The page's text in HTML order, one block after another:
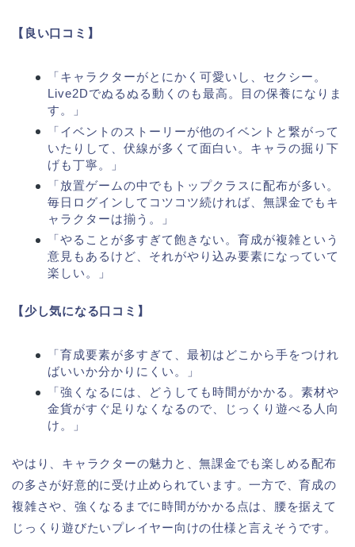
【良い口コミ】
「キャラクターがとにかく可愛いし、セクシー。
Live2Dでぬるぬる動くのも最高。目の保養になりま
す。」
「イベントのストーリーが他のイベントと繋がって
いたりして、伏線が多くて面白い。キャラの掘り下
げも丁寧。」
「放置ゲームの中でもトップクラスに配布が多い。
毎日ログインしてコツコツ続ければ、無課金でもキ
ャラクターは揃う。」
「やることが多すぎて飽きない。育成が複雑という
意見もあるけど、それがやり込み要素になっていて
楽しい。」
【少し気になる口コミ】
「育成要素が多すぎて、最初はどこから手をつけれ
ばいいか分かりにくい。」
「強くなるには、どうしても時間がかかる。素材や
金貨がすぐ足りなくなるので、じっくり遊べる人向
け。」
やはり、キャラクターの魅力と、無課金でも楽しめる配布
の多さが好意的に受け止められています。一方で、育成の
複雑さや、強くなるまでに時間がかかる点は、腰を据えて
じっくり遊びたいプレイヤー向けの仕様と言えそうです。